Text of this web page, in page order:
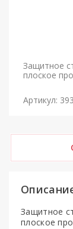
Защитное
плоское
Артикул:
Защитное
плоское